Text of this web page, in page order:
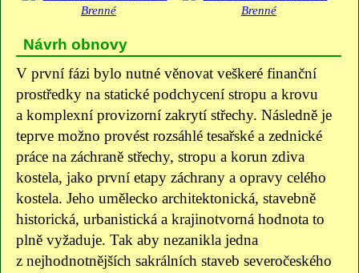
Návrh obnovy
V první fázi bylo nutné věnovat veškeré finanční
prostředky na statické podchycení stropu a krovu
a komplexní provizorní zakrytí střechy. Následně je
teprve možno provést rozsáhlé tesařské a zednické
práce na záchraně střechy, stropu a korun zdiva
kostela, jako první etapy záchrany a opravy celého
kostela. Jeho umělecko architektonická, stavebně
historická, urbanistická a krajinotvorná hodnota to
plně vyžaduje. Tak aby nezanikla jedna
z nejhodnotnějších sakrálních staveb severočeského